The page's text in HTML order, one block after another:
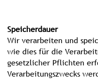
Speicherdauer
Wir verarbeiten und
wie dies für die
gesetzlicher Pflichten
Verarbeitungszwecks